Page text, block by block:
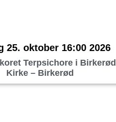
25. oktober 16:00 2026
Terpsichore i Birkerød
Kirke – Birkerød